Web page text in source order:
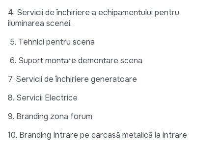
4. Servicii de închiriere a echipamentului pentru
iluminarea scenei.
5. Tehnici pentru scena
6. Suport montare demontare scena
7. Servicii de închiriere generatoare
8. Servicii Electrice
9. Branding zona forum
10. Branding Intrare pe carcasă metalică la intrare